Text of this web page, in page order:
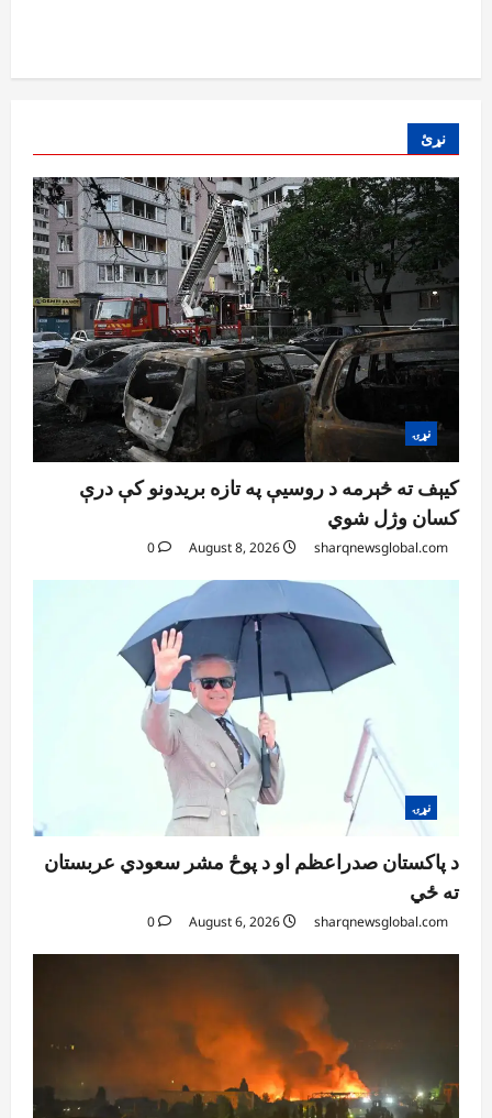
نړئ
نړۍ
کیېف ته څېرمه د روسیې په تازه بریدونو کې درې
کسان وژل شوي
sharqnewsglobal.com
0
نړۍ
د پاکستان صدراعظم او د پوځ مشر سعودي عربستان
ته ځي
sharqnewsglobal.com
0